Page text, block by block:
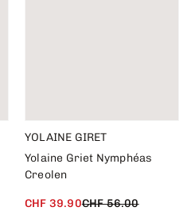
YOLAINE GIRET
Yolaine Griet Nymphéas
Creolen
CHF 39.90CHF 56.00